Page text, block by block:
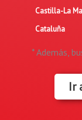
Castilla-La
Cataluña
* Además,
Ir